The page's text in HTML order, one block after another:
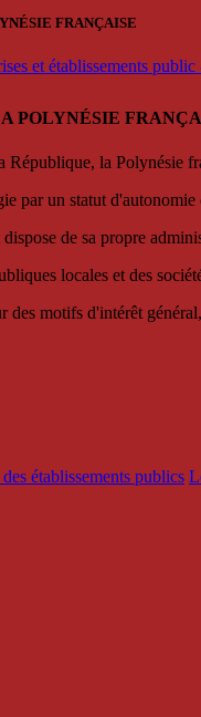
FRANÇAISE
et établissements
POLYNÉSIE
République, la Polynésie
par un statut
de sa propre
locales et des
des motifs d'intérêt
établissements publics